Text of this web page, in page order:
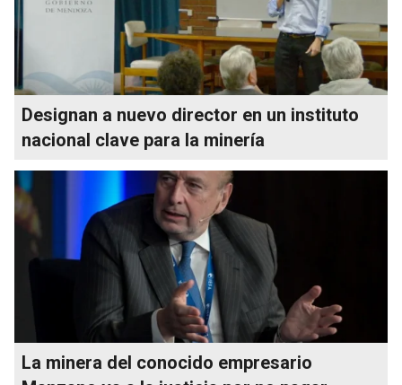
Designan a nuevo director en un instituto
nacional clave para la minería
La minera del conocido empresario